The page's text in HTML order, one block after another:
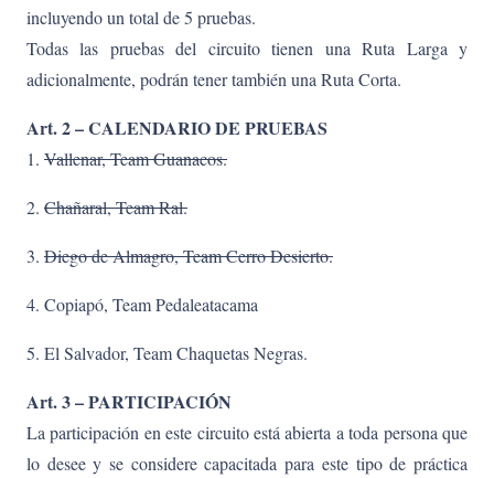
incluyendo un total de 5 pruebas.
Todas las pruebas del circuito tienen una Ruta Larga y
adicionalmente, podrán tener también una Ruta Corta.
Art. 2 – CALENDARIO DE PRUEBAS
1. Vallenar, Team Guanacos.
2. Chañaral, Team Ral.
3. Diego de Almagro, Team Cerro Desierto.
4. Copiapó, Team Pedaleatacama
5. El Salvador, Team Chaquetas Negras.
Art. 3 – PARTICIPACIÓN
La participación en este circuito está abierta a toda persona que
lo desee y se considere capacitada para este tipo de práctica